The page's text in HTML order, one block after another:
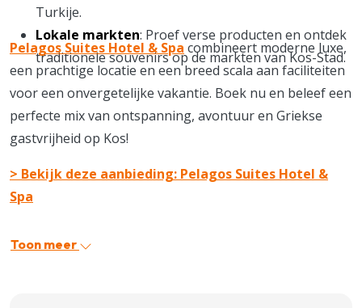
Turkije.
Lokale markten: Proef verse producten en ontdek
traditionele souvenirs op de markten van Kos-Stad.
Pelagos Suites Hotel & Spa combineert moderne luxe,
een prachtige locatie en een breed scala aan faciliteiten
voor een onvergetelijke vakantie. Boek nu en beleef een
perfecte mix van ontspanning, avontuur en Griekse
gastvrijheid op Kos!
> Bekijk deze aanbieding: Pelagos Suites Hotel &
Spa
Toon meer